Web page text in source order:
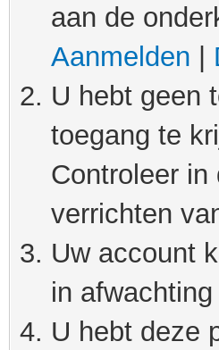
aan de
Aanmelden
U hebt geen
toegang te
Controleer
verrichten
Uw account
in
U hebt deze